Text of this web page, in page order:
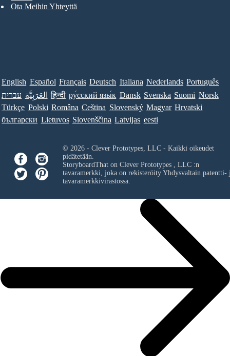
Ota Meihin Yhteyttä
English Español Français Deutsch Italiana Nederlands Português
עברית العَرَبِيَّة हिन्दी ру́сский язы́к Dansk Svenska Suomi Norsk
Türkçe Polski Româna Ceština Slovenský Magyar Hrvatski
български Lietuvos Slovenščina Latvijas eesti
© 2026 - Clever Prototypes, LLC - Kaikki oikeudet
pidätetään.
StoryboardThat on Clever Prototypes , LLC:n
tavaramerkki, joka on rekisteröity Yhdysvaltain patentti-
tavaramerkkivirastossa.